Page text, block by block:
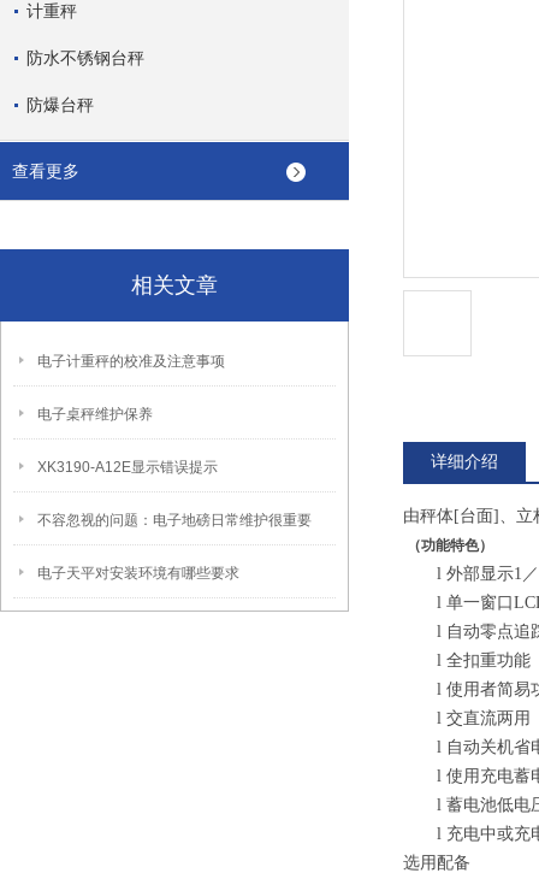
计重秤
防水不锈钢台秤
防爆台秤
查看更多
相关文章
电子计重秤的校准及注意事项
电子桌秤维护保养
XK3190-A12E显示错误提示
不容忽视的问题：电子地磅日常维护很重要
电子天平对安装环境有哪些要求
详细介绍
由秤体[台面]、立
（功能特色）
l 外部显示1
l 单一窗口
l 自动零点追
l 全扣重功能
l 使用者简易
l 交直流两用
l 自动关机省
l 使用充电蓄
l 蓄电池低电
l 充电中或充
选用配备